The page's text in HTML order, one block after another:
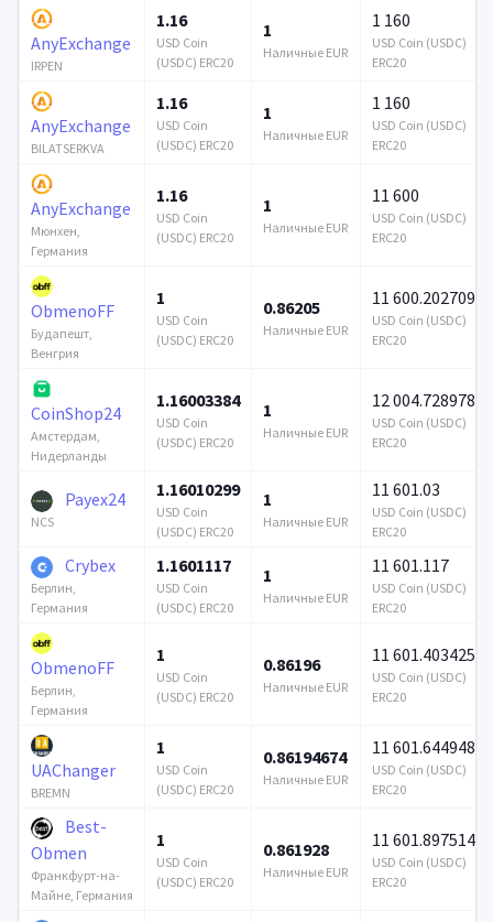
AnyExchange
IRPEN
1.16
USD Coin
(USDC) ERC20
1
Наличные EUR
1 160
USD Coin (USDC)
ERC20
AnyExchange
BILATSERKVA
1.16
USD Coin
(USDC) ERC20
1
Наличные EUR
1 160
USD Coin (USDC)
ERC20
AnyExchange
Мюнхен,
Германия
1.16
USD Coin
(USDC) ERC20
1
Наличные EUR
11 600
USD Coin (USDC)
ERC20
ObmenoFF
Будапешт,
Венгрия
1
USD Coin
(USDC) ERC20
0.86205
Наличные EUR
11 600.202709
USD Coin (USDC)
ERC20
CoinShop24
Амстердам,
Нидерланды
1.16003384
USD Coin
(USDC) ERC20
1
Наличные EUR
12 004.728978
USD Coin (USDC)
ERC20
Payex24
NCS
1.16010299
USD Coin
(USDC) ERC20
1
Наличные EUR
11 601.03
USD Coin (USDC)
ERC20
Crybex
Берлин,
Германия
1.1601117
USD Coin
(USDC) ERC20
1
Наличные EUR
11 601.117
USD Coin (USDC)
ERC20
ObmenoFF
Берлин,
Германия
1
USD Coin
(USDC) ERC20
0.86196
Наличные EUR
11 601.403425
USD Coin (USDC)
ERC20
UAChanger
BREMN
1
USD Coin
(USDC) ERC20
0.86194674
Наличные EUR
11 601.644948
USD Coin (USDC)
ERC20
Best-
Obmen
Франкфурт-на-
Майне, Германия
1
USD Coin
(USDC) ERC20
0.861928
Наличные EUR
11 601.897514
USD Coin (USDC)
ERC20